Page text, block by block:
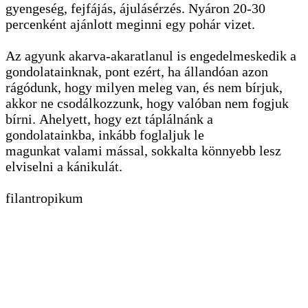
gyengeség, fejfájás, ájulásérzés. Nyáron 20-30
percenként ajánlott meginni egy pohár vizet.
Az agyunk akarva-akaratlanul is engedelmeskedik a
gondolatainknak, pont ezért, ha állandóan azon
rágódunk, hogy milyen meleg van, és nem bírjuk,
akkor ne csodálkozzunk, hogy valóban nem fogjuk
bírni. Ahelyett, hogy ezt táplálnánk a
gondolatainkba, inkább foglaljuk le
magunkat valami mással, sokkalta könnyebb lesz
elviselni a kánikulát.
filantropikum